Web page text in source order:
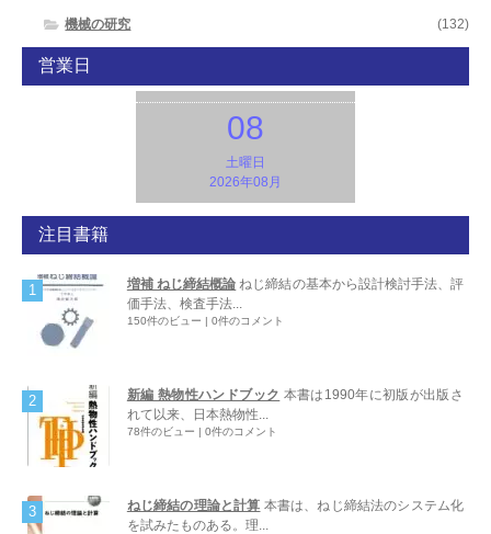
機械の研究 (132)
営業日
08
土曜日
2026年08月
注目書籍
増補 ねじ締結概論 ねじ締結の基本から設計検討手法、評
価手法、検査手法...
150件のビュー | 0件のコメント
新編 熱物性ハンドブック 本書は1990年に初版が出版さ
れて以来、日本熱物性...
78件のビュー | 0件のコメント
ねじ締結の理論と計算 本書は、ねじ締結法のシステム化
を試みたものある。理...